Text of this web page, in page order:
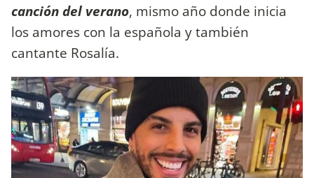
canción del verano, mismo año donde inicia
los amores con la española y también
cantante Rosalía.